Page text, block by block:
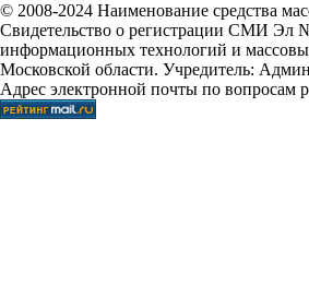
© 2008-2024 Наименование средства
Свидетельство о регистрации СМИ Эл
информационных технологий и
Московской области. Учредитель:
Адрес электронной почты по вопросам